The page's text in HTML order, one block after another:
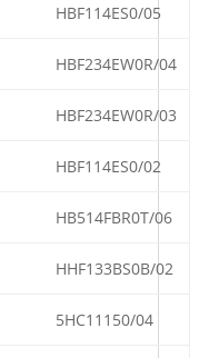
HBF114ES0/05
HBF234EW0R/04
HBF234EW0R/03
HBF114ES0/02
HB514FBR0T/06
HHF133BS0B/02
5HC11150/04